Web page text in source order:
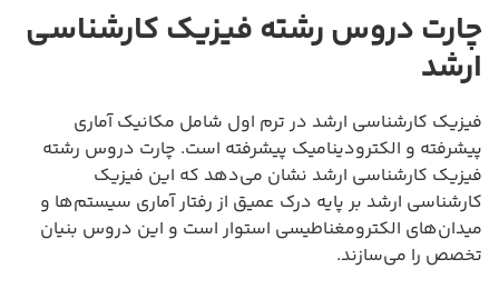
چارت دروس رشته فیزیک کارشناسی
ارشد
فیزیک کارشناسی ارشد در ترم اول شامل مکانیک آماری
پیشرفته و الکترودینامیک پیشرفته است. چارت دروس رشته
فیزیک کارشناسی ارشد نشان می‌دهد که این فیزیک
کارشناسی ارشد بر پایه درک عمیق از رفتار آماری سیستم‌ها و
میدان‌های الکترومغناطیسی استوار است و این دروس بنیان
تخصص را می‌سازند.